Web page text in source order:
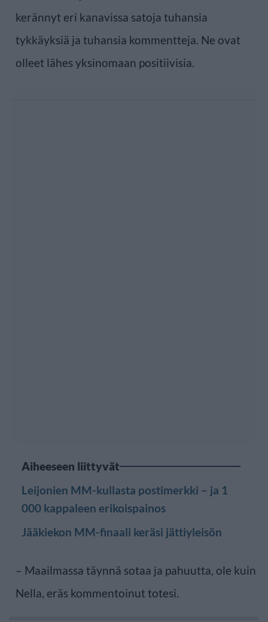
kerännyt eri kanavissa satoja tuhansia
tykkäyksiä ja tuhansia kommentteja. Ne ovat
olleet lähes yksinomaan positiivisia.
Aiheeseen liittyvät
Leijonien MM-kullasta postimerkki – ja 1
000 kappaleen erikoispainos
Jääkiekon MM-finaali keräsi jättiyleisön
– Maailmassa täynnä sotaa ja pahuutta, ole kuin
Nella, eräs kommentoinut totesi.